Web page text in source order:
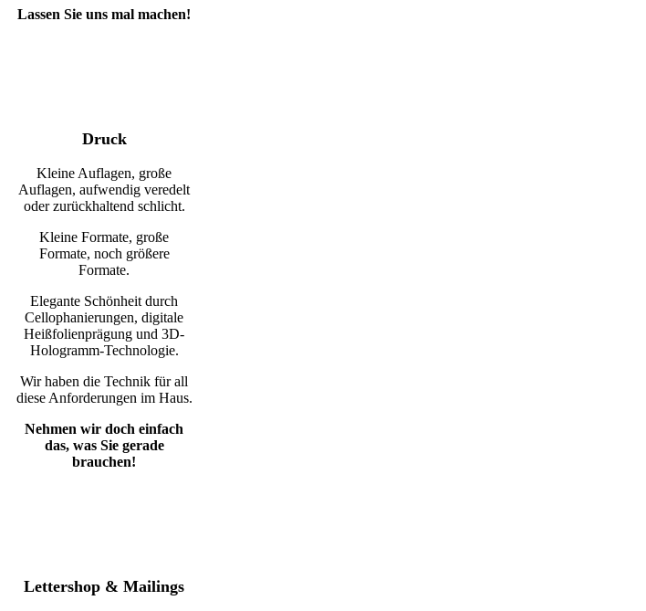
Lassen Sie uns mal machen!
Druck
Kleine Auflagen, große
Auflagen, aufwendig veredelt
oder zurückhaltend schlicht.
Kleine Formate, große
Formate, noch größere
Formate.
Elegante Schönheit durch
Cellophanierungen, digitale
Heißfolienprägung und 3D-
Hologramm-Technologie.
Wir haben die Technik für all
diese Anforderungen im Haus.
Nehmen wir doch einfach
das, was Sie gerade
brauchen!
Lettershop & Mailings